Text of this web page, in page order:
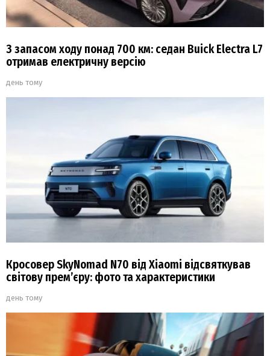
З запасом ходу понад 700 км: седан Buick Electra L7
отримав електричну версію
день тому
Кросовер SkyNomad N70 від Xiaomi відсвяткував
світову прем’єру: фото та характеристики
день тому